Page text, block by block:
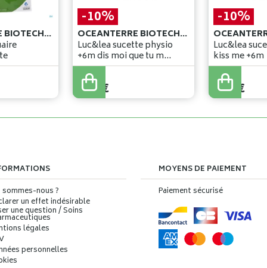
OCEANTERRE BIOTECHNOLOGIE
-10%
OCEANTERRE BIOTECHNOLOGIE
Luc&lea sucette physio
+6m dis moi que tu m
aimes
5,45€
4,90 €
-10%
Luc&lea
kiss me +6m
5,45€
4,90 €
sommes-nous ?
un effet indésirable
une question / Soins
légales
personnelles
MOYENS DE PAIEMENT
Paiement sécurisé